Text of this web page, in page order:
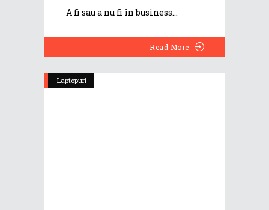
A fi sau a nu fi în business
Read More
Laptopuri